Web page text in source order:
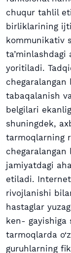
chuqur tahlil
birliklarining
kommunikativ
yoritiladi.
tabaqalanish
belgilari
shuningdek,
tarmoqlarning
jamiyatdagi
etiladi.
rivojlanishi
hastaglar
ken- gayishiga
tarmoqlarda
guruhlarning